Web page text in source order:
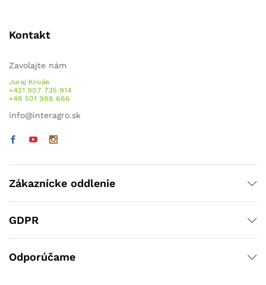
Kontakt
Zavolajte nám
Juraj Krivák
+421 907 735 914
+48 501 988 666
info@interagro.sk
Zákaznícke oddlenie
GDPR
Odporúčame